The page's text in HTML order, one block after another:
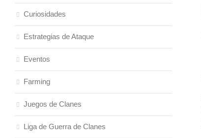
Curiosidades
Estrategias de Ataque
Eventos
Farming
Juegos de Clanes
Liga de Guerra de Clanes